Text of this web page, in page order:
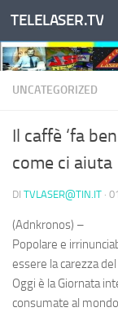
Salta al contenuto
TELELASER.TV
UNCATEGORIZED
Il caffè ‘fa
come ci aiuta
DI TVLASER@TIN.IT ·
(Adnkronos) –
Popolare e
essere la carezza
Oggi è la Giornata
consumate al